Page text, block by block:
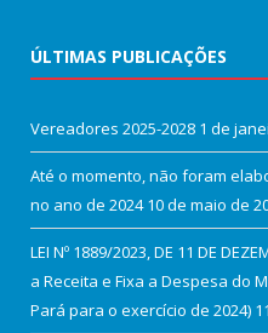
ÚLTIMAS PUBLICAÇÕES
Vereadores 2025-2028 1 de
Até o momento, não foram
no ano de 2024 10 de maio de
LEI Nº 1889/2023, DE 11 DE
a Receita e Fixa a Despesa do
Pará para o exercício de 2024)